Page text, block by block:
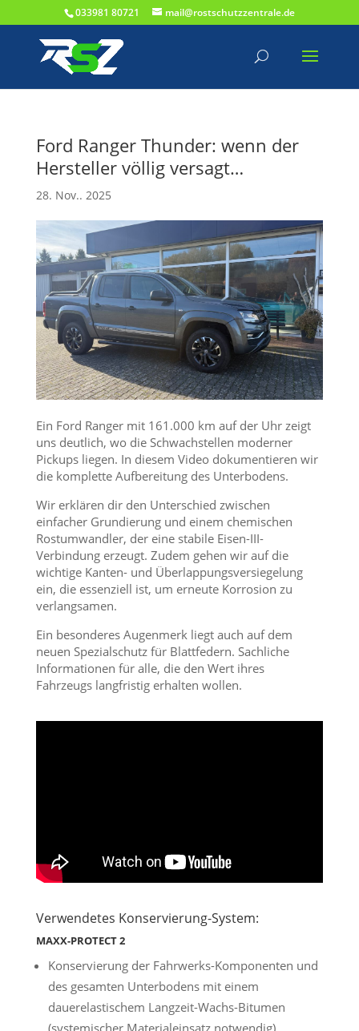
033981 80721 mail@rostschutzzentrale.de
Ford Ranger Thunder: wenn der
Hersteller völlig versagt…
28. Nov.. 2025
Ein Ford Ranger mit 161.000 km auf der Uhr zeigt
uns deutlich, wo die Schwachstellen moderner
Pickups liegen. In diesem Video dokumentieren wir
die komplette Aufbereitung des Unterbodens.
Wir erklären dir den Unterschied zwischen
einfacher Grundierung und einem chemischen
Rostumwandler, der eine stabile Eisen-III-
Verbindung erzeugt. Zudem gehen wir auf die
wichtige Kanten- und Überlappungsversiegelung
ein, die essenziell ist, um erneute Korrosion zu
verlangsamen.
Ein besonderes Augenmerk liegt auch auf dem
neuen Spezialschutz für Blattfedern. Sachliche
Informationen für alle, die den Wert ihres
Fahrzeugs langfristig erhalten wollen.
Verwendetes Konservierung-System:
MAXX-PROTECT 2
Konservierung der Fahrwerks-Komponenten und
des gesamten Unterbodens mit einem
dauerelastischem Langzeit-Wachs-Bitumen
(systemischer Materialeinsatz notwendig)